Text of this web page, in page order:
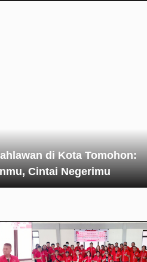
di Kota Tomohon:
Cintai Negerimu